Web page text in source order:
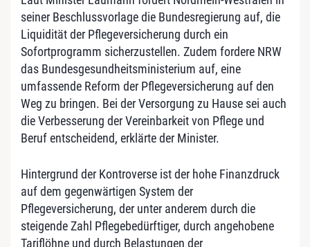
seiner Beschlussvorlage die Bundesregierung auf, die
Liquidität der Pflegeversicherung durch ein
Sofortprogramm sicherzustellen. Zudem fordere NRW
das Bundesgesundheitsministerium auf, eine
umfassende Reform der Pflegeversicherung auf den
Weg zu bringen. Bei der Versorgung zu Hause sei auch
die Verbesserung der Vereinbarkeit von Pflege und
Beruf entscheidend, erklärte der Minister.
Hintergrund der Kontroverse ist der hohe Finanzdruck
auf dem gegenwärtigen System der
Pflegeversicherung, der unter anderem durch die
steigende Zahl Pflegebedürftiger, durch angehobene
Tariflöhne und durch Belastungen der